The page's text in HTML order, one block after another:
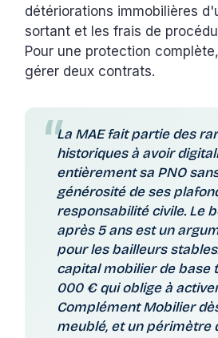
détériorations immobilières
sortant et les frais de
Pour une protection
gérer deux contrats.
La MAE fait partie des
historiques à avoir
entièrement sa PNO
générosité de ses
responsabilité civile. Le
après 5 ans est un
pour les bailleurs
capital mobilier de base
000 € qui oblige à
Complément Mobilier
meublé, et un périmètre